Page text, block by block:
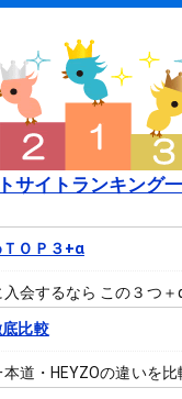
サイトランキング
ＯＰ３+α
会するなら この３つ
比較
道・HEYZOの違いを比